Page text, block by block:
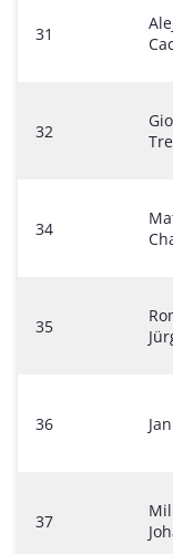
31
32
34
35
36
37